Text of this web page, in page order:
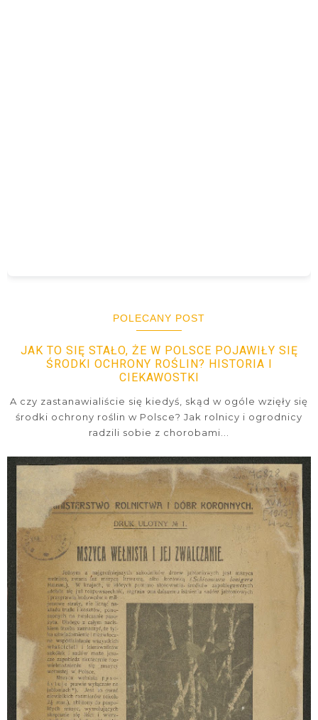
POLECANY POST
JAK TO SIĘ STAŁO, ŻE W POLSCE POJAWIŁY SIĘ
ŚRODKI OCHRONY ROŚLIN? HISTORIA I
CIEKAWOSTKI
A czy zastanawialiście się kiedyś, skąd w ogóle wzięły się
środki ochrony roślin w Polsce? Jak rolnicy i ogrodnicy
radzili sobie z chorobami...